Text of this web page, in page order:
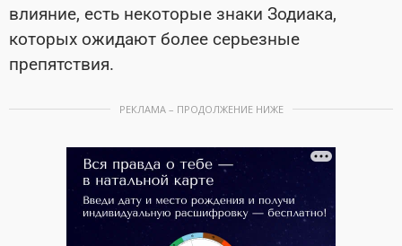
влияние, есть некоторые знаки Зодиака,
которых ожидают более серьезные
препятствия.
РЕКЛАМА – ПРОДОЛЖЕНИЕ НИЖЕ